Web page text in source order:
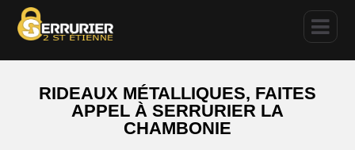
RIDEAUX MÉTALLIQUES, FAITES
APPEL À SERRURIER LA
CHAMBONIE